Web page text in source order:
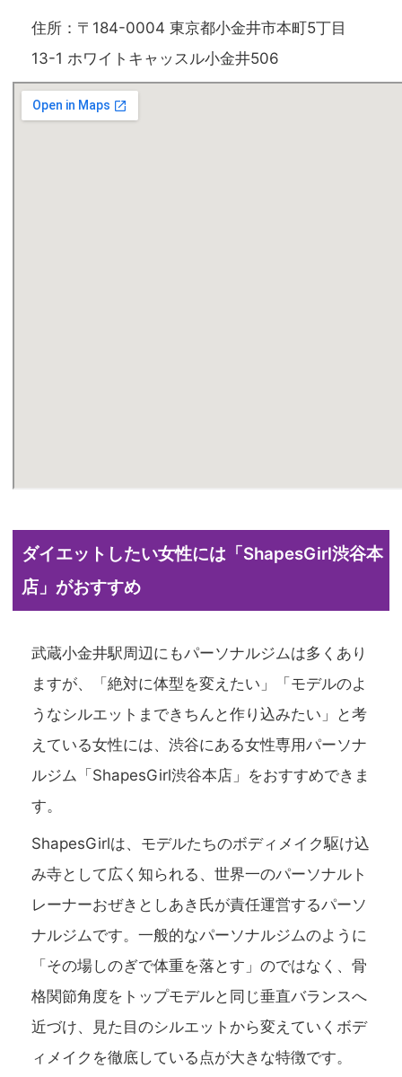
住所：〒184-0004 東京都小金井市本町5丁目
13-1 ホワイトキャッスル小金井506
ダイエットしたい女性には「ShapesGirl渋谷本
店」がおすすめ
武蔵小金井駅周辺にもパーソナルジムは多くあり
ますが、「絶対に体型を変えたい」「モデルのよ
うなシルエットまできちんと作り込みたい」と考
えている女性には、渋谷にある女性専用パーソナ
ルジム「ShapesGirl渋谷本店」をおすすめできま
す。
ShapesGirlは、モデルたちのボディメイク駆け込
み寺として広く知られる、世界一のパーソナルト
レーナーおぜきとしあき氏が責任運営するパーソ
ナルジムです。一般的なパーソナルジムのように
「その場しのぎで体重を落とす」のではなく、骨
格関節角度をトップモデルと同じ垂直バランスへ
近づけ、見た目のシルエットから変えていくボデ
ィメイクを徹底している点が大きな特徴です。